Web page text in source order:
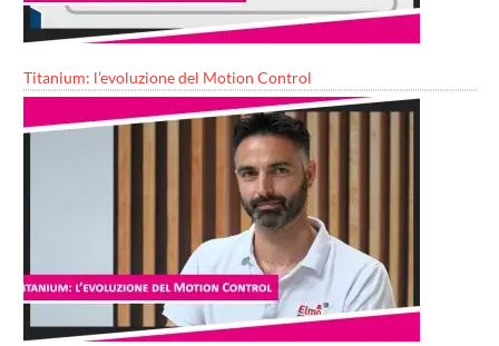
Titanium: l’evoluzione del Motion Control